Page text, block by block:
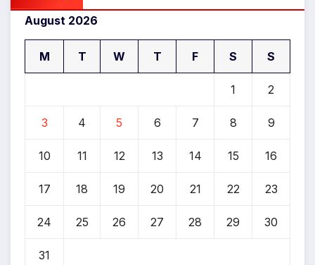
August 2026
M T W T F S S
1 2
3 4 5 6 7 8 9
10 11 12 13 14 15 16
17 18 19 20 21 22 23
24 25 26 27 28 29 30
31